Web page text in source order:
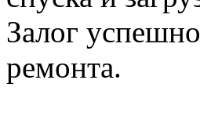
Залог
ремонта.